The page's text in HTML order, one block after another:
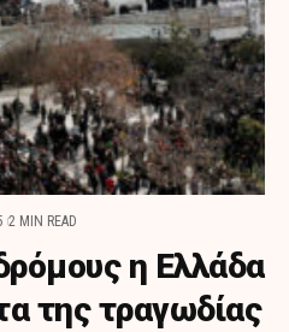
2 MIN READ
η Ελλάδα
της τραγωδίας